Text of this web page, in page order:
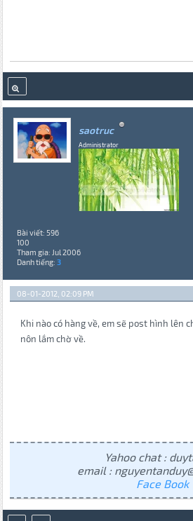
saotruc
Administrator
Bài viết: 596
100
Tham gia: Jul 2006
Danh tiếng: 3
08-01-2012, 02:09 PM
Khi nào có hàng về, em sẽ post hình lên
nôn lắm chờ về.
Yahoo chat :
email :
Face Book